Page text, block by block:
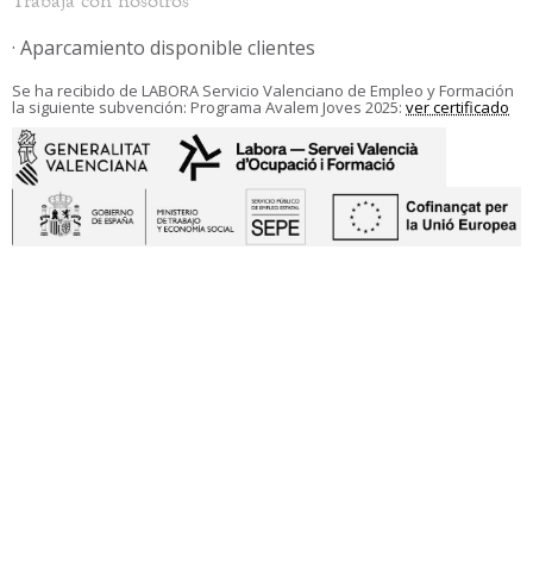
· Aparcamiento disponible clientes
Se ha recibido de LABORA Servicio Valenciano de Empleo y Formación
la siguiente subvención: Programa Avalem Joves 2025: ver certificado